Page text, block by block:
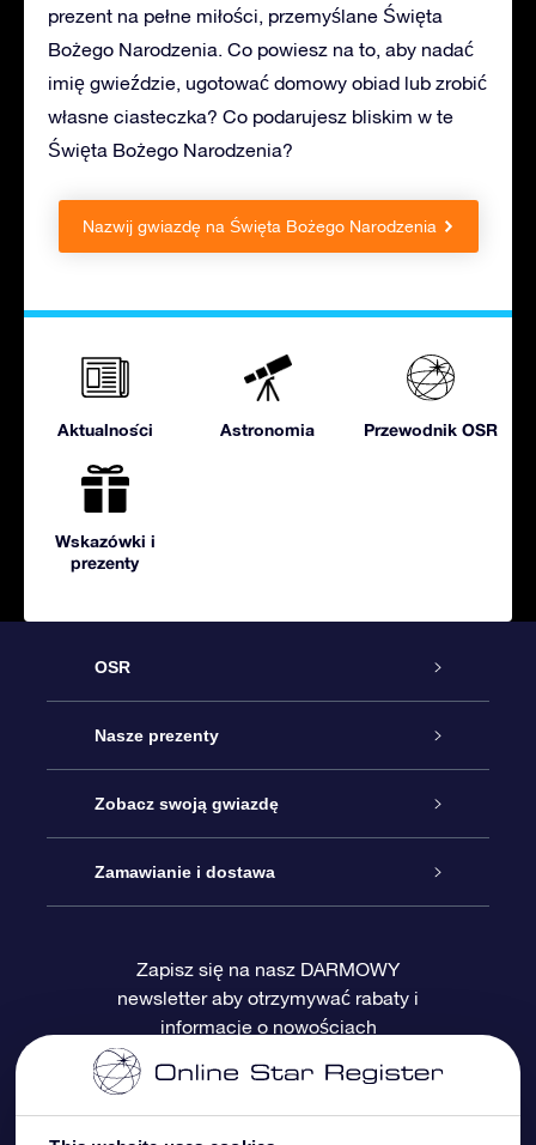
prezent na pełne miłości, przemyślane Święta
Bożego Narodzenia. Co powiesz na to, aby nadać
imię gwieździe, ugotować domowy obiad lub zrobić
własne ciasteczka? Co podarujesz bliskim w te
Święta Bożego Narodzenia?
Nazwij gwiazdę na Święta Bożego Narodzenia
Aktualności Astronomia Przewodnik OSR
Wskazówki i
prezenty
OSR
Obsługa
Kontakt
Blog
Recenzje
Nasze prezenty
Podarunek Gwiazda Online
Pakiet Podarunkowy OSR
Karta podarunkowa OSR
Prezenty firmowe
Zobacz swoją gwiazdę
Rejestr Gwiazd
Sprsonalizowana Strona Gwiazdy
One Million Stars
Gwieździsty Wygaszacz Ekranu OSR
Zamawianie i dostawa
Metody płatności
Dostawa
Polityka zwrotów
Zapisz się na nasz DARMOWY
newsletter aby otrzymywać rabaty i
informacje o nowościach